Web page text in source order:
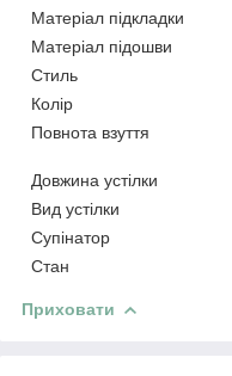
Матеріал підкладки
Матеріал підошви
Стиль
Колір
Повнота взуття
Довжина устілки
Вид устілки
Супінатор
Стан
Приховати